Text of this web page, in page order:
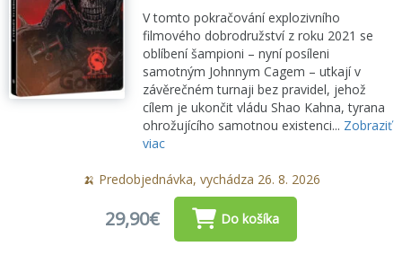
V tomto pokračování explozivního
filmového dobrodružství z roku 2021 se
oblíbení šampioni – nyní posíleni
samotným Johnnym Cagem – utkají v
závěrečném turnaji bez pravidel, jehož
cílem je ukončit vládu Shao Kahna, tyrana
ohrožujícího samotnou existenci... Zobraziť
viac
🍌 Predobjednávka, vychádza 26. 8. 2026
29,90€ Do košíka